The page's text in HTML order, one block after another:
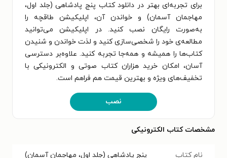
برای تجربه‌ای بهتر در دانلود کتاب پنج پادشاهی (جلد اول،
مهاجمان آسمان) و خواندن آن، اپلیکیشن طاقچه را
به‌صورت رایگان نصب کنید. در اپلیکیشن می‌توانید
مطالعه‌ی خود را شخصی‌سازی کنید و لذت خواندن و شنیدن
کتاب‌ها را همیشه و همه‌جا تجربه کنید. علاوه‌بر دسترسی
آسان، امکان خرید هزاران کتاب صوتی و الکترونیکی با
تخفیف‌های ویژه و بهترین قیمت هم فراهم است.
نصب
مشخصات کتاب الکترونیکی
نام کتاب پنج پادشاهی (جلد اول، مهاجمان آسمان)